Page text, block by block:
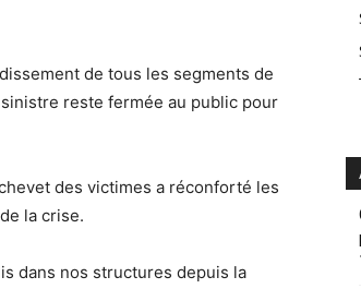
de tous les segments de
reste fermée au public pour
des victimes a réconforté les
la crise.
dans nos structures depuis la